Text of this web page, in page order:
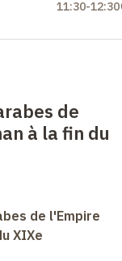
11:30-12:30
de
à la fin du
de l'Empire
XIXe